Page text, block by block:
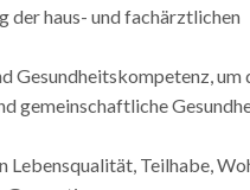
der haus- und fachärztlichen
Gesundheitskompetenz, um
gemeinschaftliche
Lebensqualität, Teilhabe,